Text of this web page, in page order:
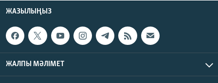
ЖАЗЫЛЫҢЫЗ
ЖАЛПЫ МӘЛІМЕТ